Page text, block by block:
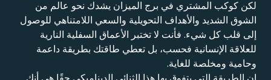
لكن كوكب المشتري في برج الميزان يشدك نحو عالم من
الشوق الشديد والأهداف التحويلية والسعي اللامتناهي للوصول
إلى قلب كل شيء. فأنت لا تختبر الأعماق السفلية النارية
للعلاقة الإنسانية فحسب، بل تعطي طاقتك بطريقة داعمة
وحامية ومخلصة للغاية.